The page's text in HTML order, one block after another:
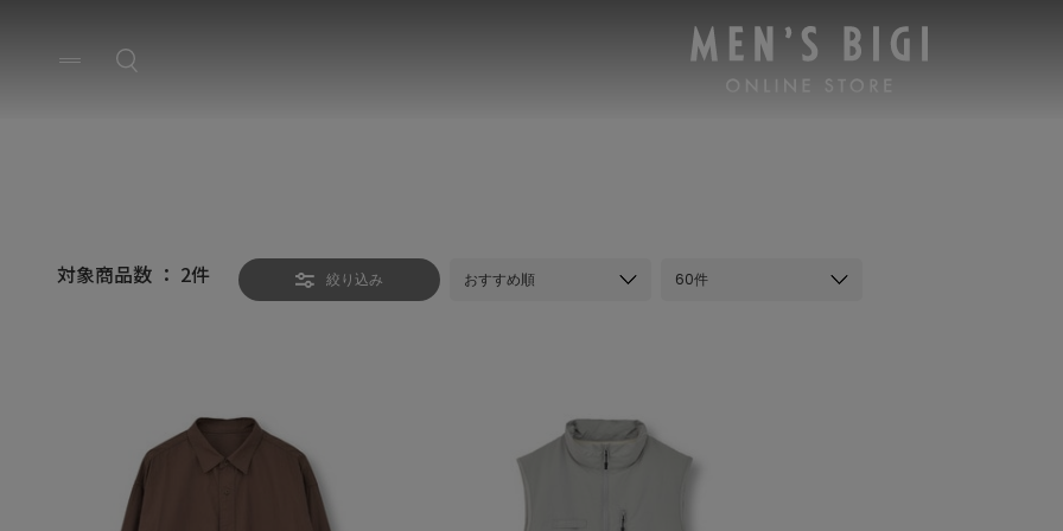
対象商品数 ： 2件 絞り込み おすすめ順 60件